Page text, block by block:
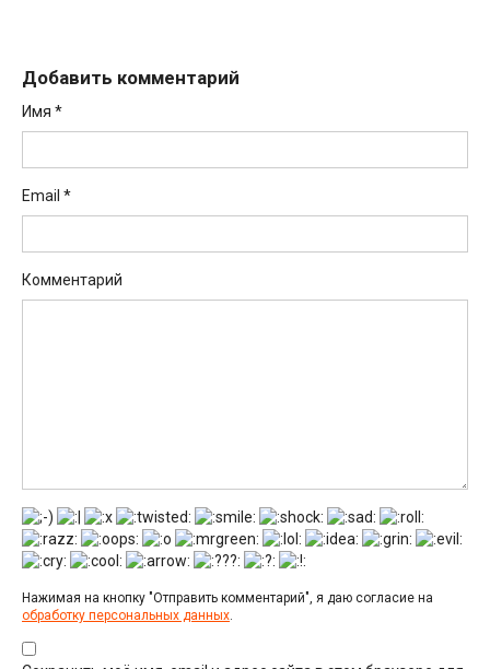
Добавить комментарий
Имя *
Email *
Комментарий
Нажимая на кнопку "Отправить комментарий", я даю согласие на
обработку персональных данных.